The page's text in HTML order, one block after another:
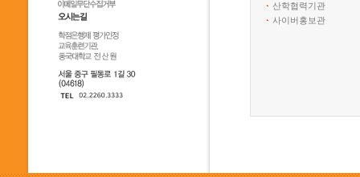
산학협력기관
사이버홍보관